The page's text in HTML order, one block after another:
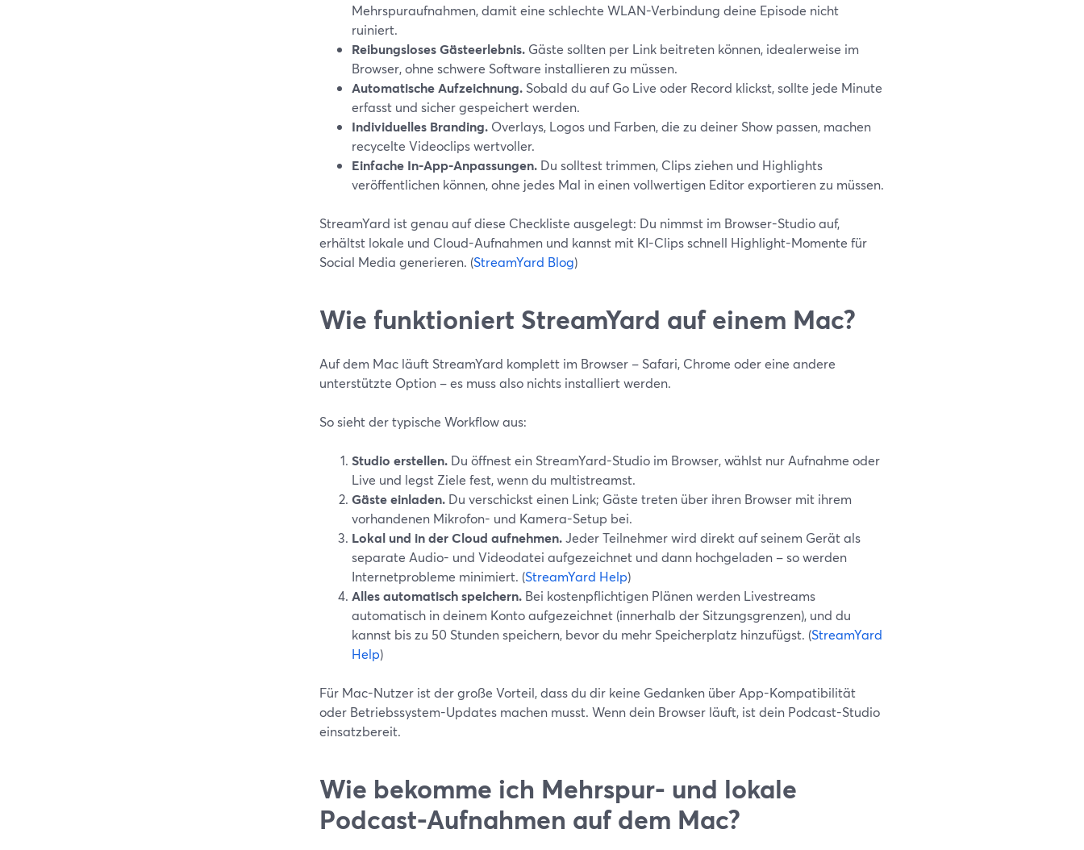
Mehrspuraufnahmen, damit eine schlechte WLAN-Verbindung deine Episode nicht
ruiniert.
Reibungsloses Gästeerlebnis. Gäste sollten per Link beitreten können, idealerweise im
Browser, ohne schwere Software installieren zu müssen.
Automatische Aufzeichnung. Sobald du auf Go Live oder Record klickst, sollte jede Minute
erfasst und sicher gespeichert werden.
Individuelles Branding. Overlays, Logos und Farben, die zu deiner Show passen, machen
recycelte Videoclips wertvoller.
Einfache In-App-Anpassungen. Du solltest trimmen, Clips ziehen und Highlights
veröffentlichen können, ohne jedes Mal in einen vollwertigen Editor exportieren zu müssen.
StreamYard ist genau auf diese Checkliste ausgelegt: Du nimmst im Browser-Studio auf,
erhältst lokale und Cloud-Aufnahmen und kannst mit KI-Clips schnell Highlight-Momente für
Social Media generieren. (StreamYard Blog)
Wie funktioniert StreamYard auf einem Mac?
Auf dem Mac läuft StreamYard komplett im Browser – Safari, Chrome oder eine andere
unterstützte Option – es muss also nichts installiert werden.
So sieht der typische Workflow aus:
Studio erstellen. Du öffnest ein StreamYard-Studio im Browser, wählst nur Aufnahme oder
Live und legst Ziele fest, wenn du multistreamst.
Gäste einladen. Du verschickst einen Link; Gäste treten über ihren Browser mit ihrem
vorhandenen Mikrofon- und Kamera-Setup bei.
Lokal und in der Cloud aufnehmen.Jeder Teilnehmer wird direkt auf seinem Gerät als
separate Audio- und Videodatei aufgezeichnet und dann hochgeladen – so werden
Internetprobleme minimiert. (StreamYard Help)
Alles automatisch speichern. Bei kostenpflichtigen Plänen werden Livestreams
automatisch in deinem Konto aufgezeichnet (innerhalb der Sitzungsgrenzen), und du
kannst bis zu 50 Stunden speichern, bevor du mehr Speicherplatz hinzufügst. (StreamYard
Help)
Für Mac-Nutzer ist der große Vorteil, dass du dir keine Gedanken über App-Kompatibilität
oder Betriebssystem-Updates machen musst. Wenn dein Browser läuft, ist dein Podcast-Studio
einsatzbereit.
Wie bekomme ich Mehrspur- und lokale
Podcast-Aufnahmen auf dem Mac?